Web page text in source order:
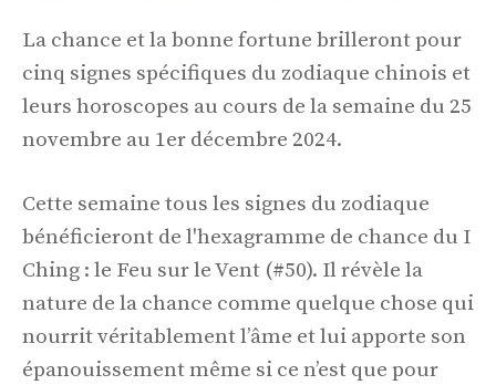
La chance et la bonne fortune brilleront pour
cinq signes spécifiques du zodiaque chinois et
leurs horoscopes au cours de la semaine du 25
novembre au 1er décembre 2024.
Cette semaine tous les signes du zodiaque
bénéficieront de l'hexagramme de chance du I
Ching : le Feu sur le Vent (#50). Il révèle la
nature de la chance comme quelque chose qui
nourrit véritablement l’âme et lui apporte son
épanouissement même si ce n’est que pour